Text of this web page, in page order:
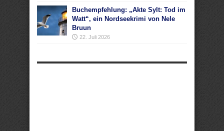
Buchempfehlung: „Akte Sylt: Tod im
Watt“, ein Nordseekrimi von Nele
Bruun
22. Juli 2026